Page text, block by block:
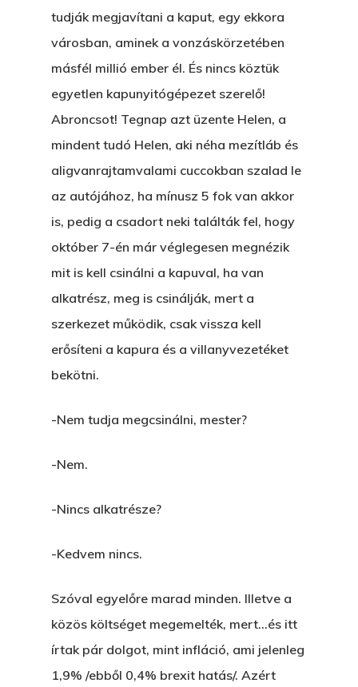
tudják megjavítani a kaput, egy ekkora
városban, aminek a vonzáskörzetében
másfél millió ember él. És nincs köztük
egyetlen kapunyitógépezet szerelő!
Abroncsot! Tegnap azt üzente Helen, a
mindent tudó Helen, aki néha mezítláb és
aligvanrajtamvalami cuccokban szalad le
az autójához, ha mínusz 5 fok van akkor
is, pedig a csadort neki találták fel, hogy
október 7-én már véglegesen megnézik
mit is kell csinálni a kapuval, ha van
alkatrész, meg is csinálják, mert a
szerkezet működik, csak vissza kell
erősíteni a kapura és a villanyvezetéket
bekötni.
-Nem tudja megcsinálni, mester?
-Nem.
-Nincs alkatrésze?
-Kedvem nincs.
Szóval egyelőre marad minden. Illetve a
közös költséget megemelték, mert…és itt
írtak pár dolgot, mint infláció, ami jelenleg
1,9% /ebből 0,4% brexit hatás/. Azért